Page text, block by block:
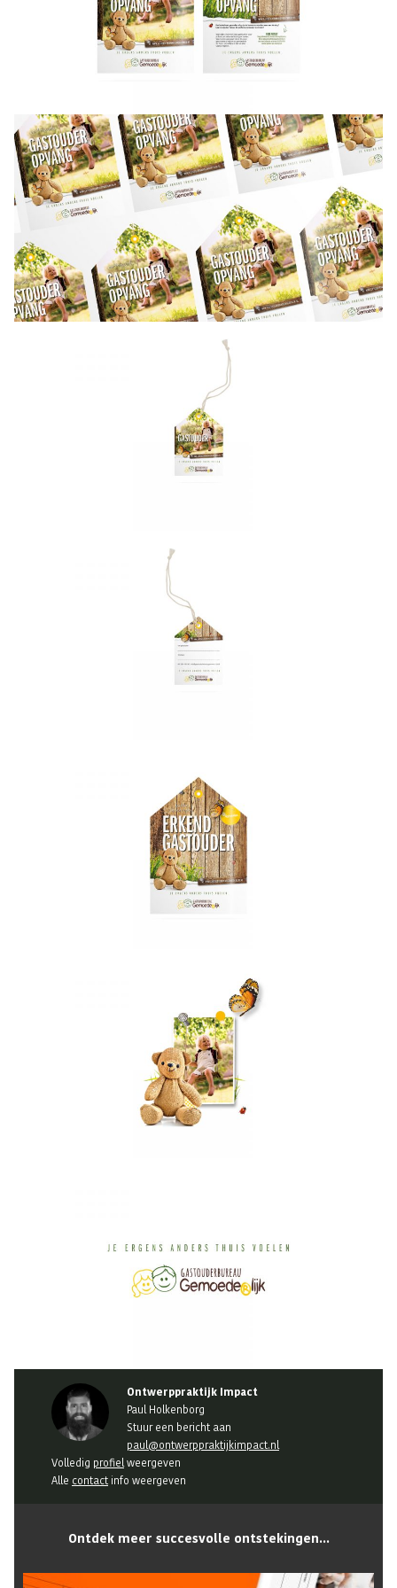
Ontwerppraktijk Impact
Paul Holkenborg
Stuur een bericht aan
paul@ontwerppraktijkimpact.nl
Volledig profielweergeven
Alle contact info weergeven
Ontdek meer succesvolle ontstekingen...